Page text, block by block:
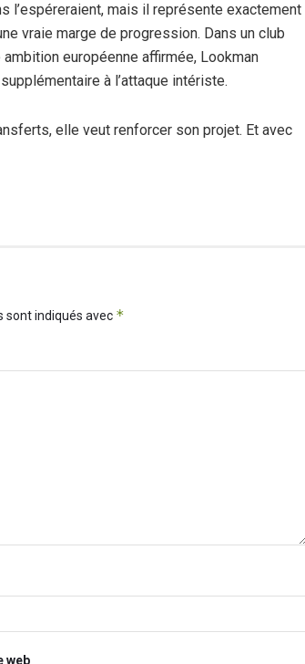
l’espéreraient, mais il représente exactement
vraie marge de progression. Dans un club
européenne affirmée, Lookman
à l’attaque intériste.
elle veut renforcer son projet. Et avec
sont indiqués avec *
web